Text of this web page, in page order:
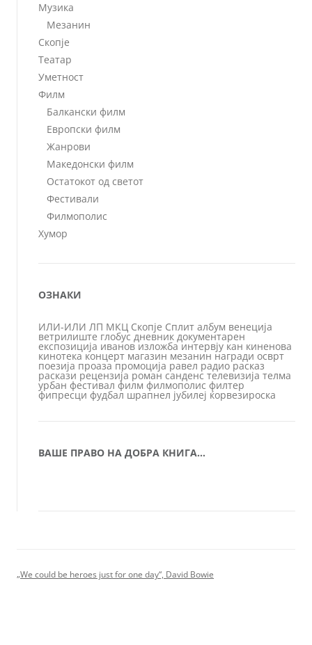
Музика
Мезанин
Скопје
Театар
Уметност
Филм
Балкански филм
Европски филм
Жанрови
Македонски филм
Остатокот од светот
Фестивали
Филмополис
Хумор
ОЗНАКИ
ИЛИ-ИЛИ ЛП МКЦ Скопје Сплит албум венеција
ветрилиште глобус дневник документарен
експозиција иванов изложба интервју кан киненова
кинотека концерт магазин мезанин награди осврт
поезија проаза промоција равел радио расказ
раскази рецензија роман санденс телевизија телма
урбан фестивал филм филмополис филтер
фипресци фудбал шрапнел јубилеј ќорвезироска
ВАШЕ ПРАВО НА ДОБРА КНИГА…
„We could be heroes just for one day“, David Bowie